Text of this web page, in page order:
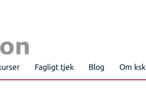
Fagligt tjek Blog Om ksk